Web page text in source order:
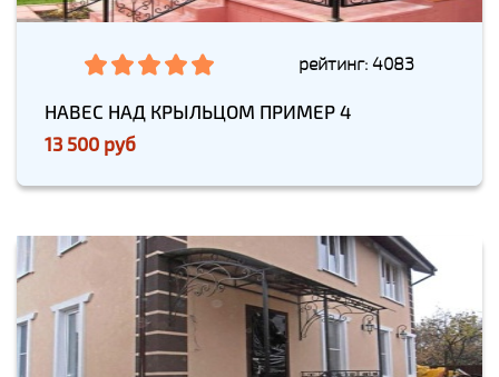
рейтинг: 4083
НАВЕС НАД КРЫЛЬЦОМ ПРИМЕР 4
13 500 руб